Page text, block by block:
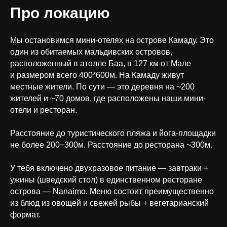
Про локацию
Мы остановимся мини-отелях на острове Камаду. Это
один из обитаемых мальдивских островов,
расположенный в атолле Баа, в 127 км от Мале
и размером всего 400*600м. На Камаду живут
местные жители. По сути — это деревня на ~200
жителей и ~70 домов, где расположены наши мини-
отели и ресторан.
Расстояние до туристического пляжа и йога-площадки
не более 200−300м. Расстояние до ресторана ~300м.
У тебя включено двухразовое питание — завтраки +
ужины (шведский стол) в единственном ресторане
острова — Nanaimo. Меню состоит преимущественно
из блюд из овощей и свежей рыбы + вегетарианский
формат.